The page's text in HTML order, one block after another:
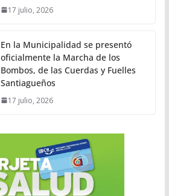
17 julio, 2026
En la Municipalidad se presentó
oficialmente la Marcha de los
Bombos, de las Cuerdas y Fuelles
Santiagueños
17 julio, 2026